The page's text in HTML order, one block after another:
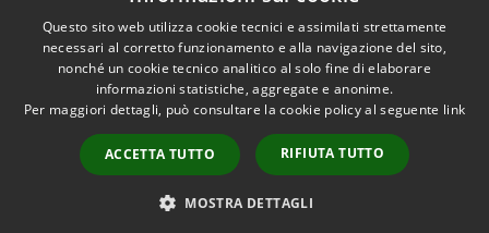
Accessibilità
Privacy
Mappa del sito
Area riservata dipendenti
Copyright © 2026 • Comune di
Caltanissetta • Powered by
Municipium•Accesso
redazione
Questo sito web utilizza cookie tecnici e assimilati strettamente
necessari al corretto funzionamento e alla navigazione del sito,
nonché un cookie tecnico analitico al solo fine di elaborare
informazioni statistiche, aggregate e anonime.
Per maggiori dettagli, può consultare la cookie policy al seguente link
ACCETTA TUTTO RIFIUTA TUTTO
MOSTRA DETTAGLI